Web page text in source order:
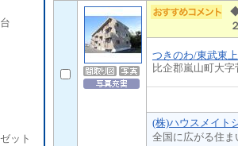
◆
つきのわ/東武東
比企郡嵐山町大字
(株)ハウスメイト
全国に広がる住
ット